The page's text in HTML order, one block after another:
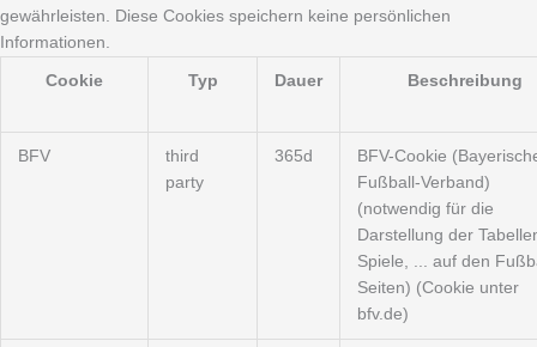
gewährleisten. Diese Cookies speichern keine persönlichen
Informationen.
Cookie Typ Dauer Beschreibung
BFV
third
party
365d
BFV-Cookie
Fußball-Verband)
(notwendig für die
Darstellung der
Spiele, ... auf den
Seiten) (Cookie unter
bfv.de)